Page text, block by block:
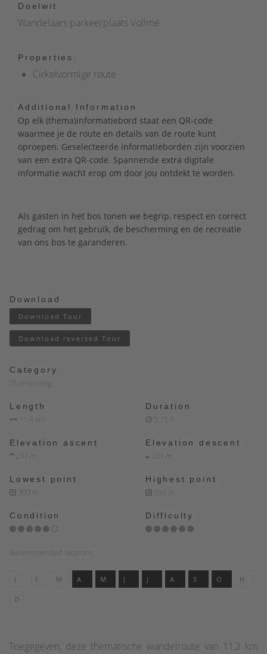
Doelwit
Wandelaars parkeerplaats Vollme
Properties:
Cirkelvormige route
Additional Information
Op elk (thema)informatiebord staat een QR-code
waarmee je de route en details van de route kunt
oproepen. Geselecteerde informatieborden zijn voorzien
van een extra QR-code. Spannende extra digitale
informatie wacht erop om door jou ontdekt te worden.
Als gasten in het bos tonen we begrip, respect en correct
gedrag om het gebruik, de bescherming en de recreatie
van ons bos te garanderen.
Download
Download Tour
Download reversed Tour
Category
Themenweg
Length
11.4 km
Duration
3:15 h
Elevation ascent
231 m
Elevation descent
231 m
Lowest point
309 m
Highest point
531 m
Condition Difficulty
Recommended seasons
J F M A M J J A S O N
D
Toegegeven, deze thematische wandelroute van 11,2 km